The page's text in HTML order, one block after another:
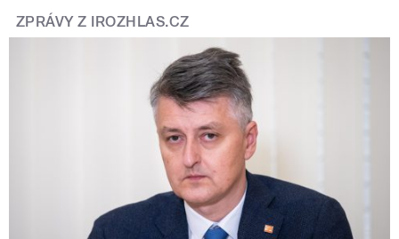
ZPRÁVY Z IROZHLAS.CZ